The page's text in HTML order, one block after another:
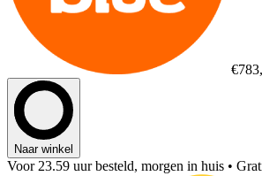
Naar winkel
Voor 23.59 uur besteld, morgen in huis •